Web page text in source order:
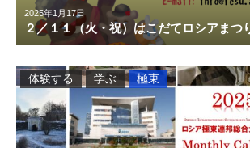
2025年1月17日
２／１１（火・祝）はこだてロシアまつ
体験する 学ぶ 極東